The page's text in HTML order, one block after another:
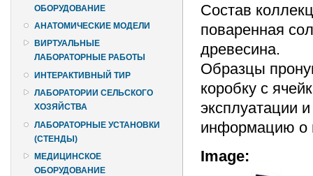
ОБОРУДОВАНИЕ
АНАТОМИЧЕСКИЕ МОДЕЛИ
ВИРТУАЛЬНЫЕ
ЛАБОРАТОРНЫЕ РАБОТЫ
ИНТЕРАКТИВНЫЙ ТИР
ЛАБОРАТОРИИ СЕЛЬСКОГО
ХОЗЯЙСТВА
ЛАБОРАТОРНЫЕ УСТАНОВКИ
(СТЕНДЫ)
МЕДИЦИНСКОЕ
ОБОРУДОВАНИЕ
Состав
поваренная
древесина.
Образцы
коробку с
эксплуатации
информацию о
Image: